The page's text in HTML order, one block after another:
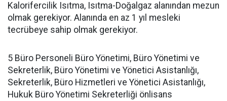
Kalorifercilik Isıtma, Isıtma-Doğalgaz alanından mezun
olmak gerekiyor. Alanında en az 1 yıl mesleki
tecrübeye sahip olmak gerekiyor.
5 Büro Personeli Büro Yönetimi, Büro Yönetimi ve
Sekreterlik, Büro Yönetimi ve Yönetici Asistanlığı,
Sekreterlik, Büro Hizmetleri ve Yönetici Asistanlığı,
Hukuk Büro Yönetimi Sekreterliği önlisans